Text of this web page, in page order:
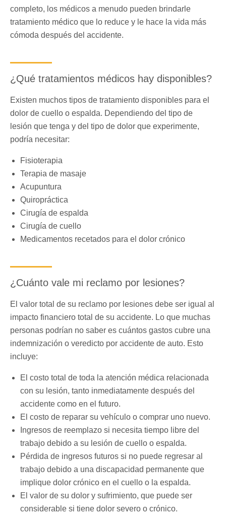
completo, los médicos a menudo pueden brindarle
tratamiento médico que lo reduce y le hace la vida más
cómoda después del accidente.
¿Qué tratamientos médicos hay disponibles?
Existen muchos tipos de tratamiento disponibles para el
dolor de cuello o espalda. Dependiendo del tipo de
lesión que tenga y del tipo de dolor que experimente,
podría necesitar:
Fisioterapia
Terapia de masaje
Acupuntura
Quiropráctica
Cirugía de espalda
Cirugía de cuello
Medicamentos recetados para el dolor crónico
¿Cuánto vale mi reclamo por lesiones?
El valor total de su reclamo por lesiones debe ser igual al
impacto financiero total de su accidente. Lo que muchas
personas podrían no saber es cuántos gastos cubre una
indemnización o veredicto por accidente de auto. Esto
incluye:
El costo total de toda la atención médica relacionada
con su lesión, tanto inmediatamente después del
accidente como en el futuro.
El costo de reparar su vehículo o comprar uno nuevo.
Ingresos de reemplazo si necesita tiempo libre del
trabajo debido a su lesión de cuello o espalda.
Pérdida de ingresos futuros si no puede regresar al
trabajo debido a una discapacidad permanente que
implique dolor crónico en el cuello o la espalda.
El valor de su dolor y sufrimiento, que puede ser
considerable si tiene dolor severo o crónico.